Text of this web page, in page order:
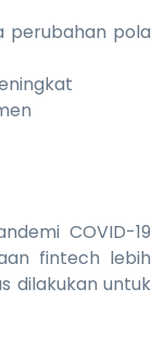
perubahan pola
COVID-19
fintech lebih
dilakukan untuk